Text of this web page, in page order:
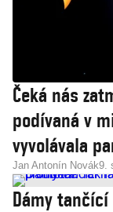
Čeká nás
podívaná v
vyvolávala
Jan Antonín Novák9.
Dámy